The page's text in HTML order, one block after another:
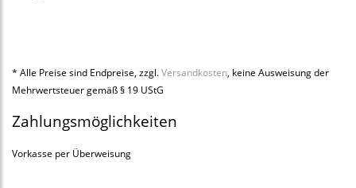
* Alle Preise sind Endpreise, zzgl.Versandkosten, keine Ausweisung der
Mehrwertsteuer gemäß § 19 UStG
Zahlungsmöglichkeiten
Vorkasse per Überweisung